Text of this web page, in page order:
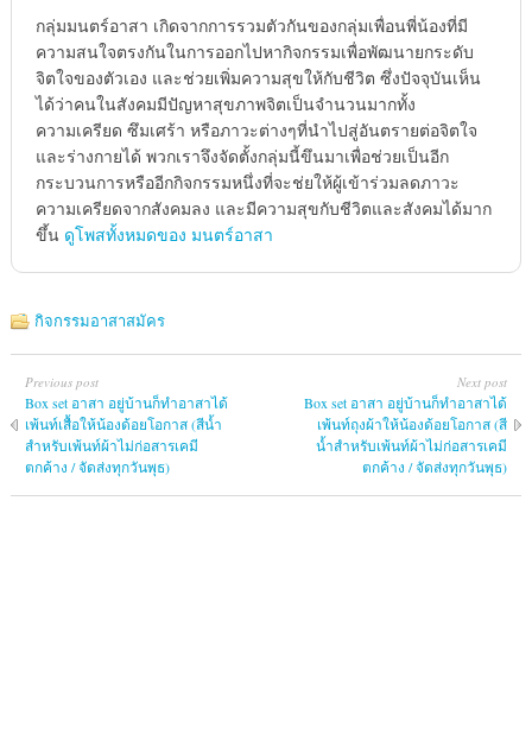
กลุ่มมนตร์อาสา เกิดจากการรวมตัวกันของกลุ่มเพื่อนพี่น้องที่มี
ความสนใจตรงกันในการออกไปหากิจกรรมเพื่อพัฒนายกระดับ
จิตใจของตัวเอง และช่วยเพิ่มความสุขให้กับชีวิต ซึ่งปัจจุบันเห็น
ได้ว่าคนในสังคมมีปัญหาสุขภาพจิตเป็นจำนวนมากทั้ง
ความเครียด ซึมเศร้า หรือภาวะต่างๆที่นำไปสู่อันตรายต่อจิตใจ
และร่างกายได้ พวกเราจึงจัดตั้งกลุ่มนี้ขึนมาเพื่อช่วยเป็นอีก
กระบวนการหรืออีกกิจกรรมหนึ่งที่จะช่ยให้ผู้เข้าร่วมลดภาวะ
ความเครียดจากสังคมลง และมีความสุขกับชีวิตและสังคมได้มาก
ขึ้น ดูโพสทั้งหมดของ มนตร์อาสา
กิจกรรมอาสาสมัคร
Previous post
Box set อาสา อยู่บ้านก็ทำอาสาได้
เพ้นท์เสื้อให้น้องด้อยโอกาส (สีน้ำ
สำหรับเพ้นท์ผ้าไม่ก่อสารเคมี
ตกค้าง / จัดส่งทุกวันพุธ)
Next post
Box set อาสา อยู่บ้านก็ทำอาสาได้
เพ้นท์ถุงผ้าให้น้องด้อยโอกาส (สี
น้ำสำหรับเพ้นท์ผ้าไม่ก่อสารเคมี
ตกค้าง / จัดส่งทุกวันพุธ)